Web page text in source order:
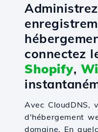
connectez
Shopify,
Avec CloudDNS,
d'hébergement
domaine. En